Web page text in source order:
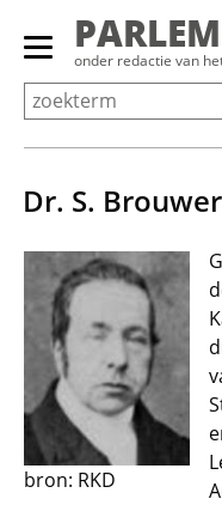
Overslaan
Primair
menu
tonen/verbergen
onder redactie van
Dr. S. Brouwer
bron: RKD